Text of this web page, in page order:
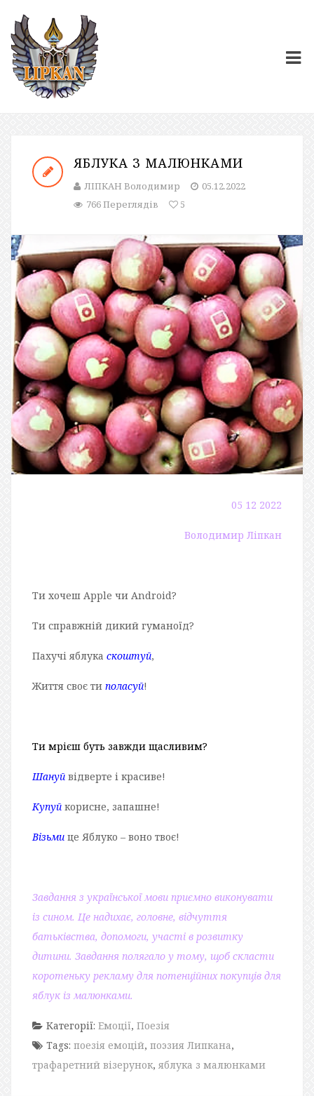
ЯБЛУКА З МАЛЮНКАМИ
ЛІПКАН Володимир
05.12.2022
766 Переглядів
5
05 12 2022
Володимир Ліпкан
Ти хочеш Apple чи Android?
Ти справжній дикий гуманоїд?
Пахучі яблука скоштуй,
Життя своє ти поласуй!
Ти мрієш буть завжди щасливим?
Шануй відверте і красиве!
Купуй корисне, запашне!
Візьми це Яблуко – воно твоє!
Завдання з української мови приємно виконувати
із сином. Це надихає, головне, відчуття
батьківства, допомоги, участі в розвитку
дитини. Завдання полягало у тому, щоб скласти
коротеньку рекламу для потенційних покупців для
яблук із малюнками.
Категорії: Емоції, Поезія
Tags: поезія емоцій, поэзия Липкана,
трафаретний візерунок, яблука з малюнками